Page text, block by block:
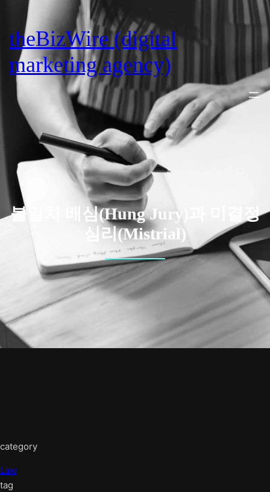
content
theBizWire (digital
marketing agency)
불일치 배심(Hung Jury)과 미결정
심리(Mistrial)
category
Law
tag